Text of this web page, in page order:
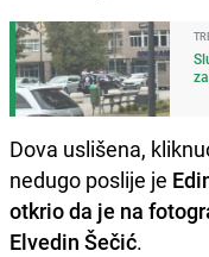
Dova uslišena,
nedugo poslije je
otkrio da je na
Elvedin Šečić.